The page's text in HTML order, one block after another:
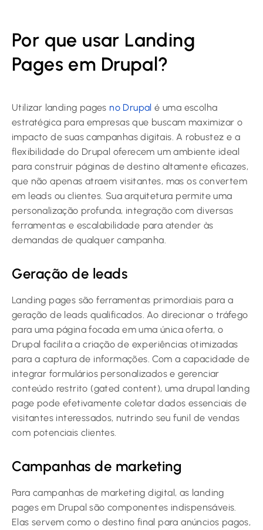
Por que usar Landing
Pages em Drupal?
Utilizar landing pages no Drupal é uma escolha
estratégica para empresas que buscam maximizar o
impacto de suas campanhas digitais. A robustez e a
flexibilidade do Drupal oferecem um ambiente ideal
para construir páginas de destino altamente eficazes,
que não apenas atraem visitantes, mas os convertem
em leads ou clientes. Sua arquitetura permite uma
personalização profunda, integração com diversas
ferramentas e escalabilidade para atender às
demandas de qualquer campanha.
Geração de leads
Landing pages são ferramentas primordiais para a
geração de leads qualificados. Ao direcionar o tráfego
para uma página focada em uma única oferta, o
Drupal facilita a criação de experiências otimizadas
para a captura de informações. Com a capacidade de
integrar formulários personalizados e gerenciar
conteúdo restrito (gated content), uma drupal landing
page pode efetivamente coletar dados essenciais de
visitantes interessados, nutrindo seu funil de vendas
com potenciais clientes.
Campanhas de marketing
Para campanhas de marketing digital, as landing
pages em Drupal são componentes indispensáveis.
Elas servem como o destino final para anúncios pagos,